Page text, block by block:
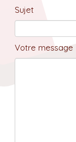
Sujet
Votre message